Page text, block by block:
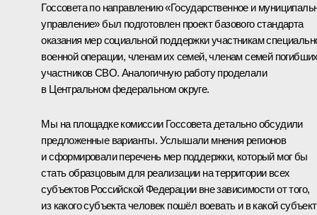
Госсовета по направлению «Государственное и
управление» был подготовлен проект базового стандарта
оказания мер социальной поддержки участникам
военной операции, членам их семей, членам семей
участников СВО. Аналогичную работу проделали
в Центральном федеральном округе.
Мы на площадке комиссии Госсовета детально обсудили
предложенные варианты. Услышали мнения регионов
и сформировали перечень мер поддержки, который мог бы
стать образцовым для реализации на территории всех
субъектов Российской Федерации вне зависимости от того,
из какого субъекта человек пошёл воевать и в какой субъект